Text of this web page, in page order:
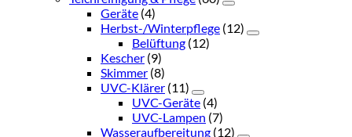
Geräte (4)
Herbst-/Winterpflege (12)
Belüftung (12)
Kescher (9)
Skimmer (8)
UVC-Klärer (11)
UVC-Geräte (4)
UVC-Lampen (7)
Wasseraufbereitung (12)